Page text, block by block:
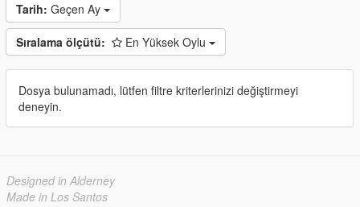
Tarih: Geçen Ay
Sıralama ölçütü: En Yüksek Oylu
Dosya bulunamadı, lütfen filtre kriterlerinizi değiştirmeyi
deneyin.
Designed in Alderney
Made in Los Santos